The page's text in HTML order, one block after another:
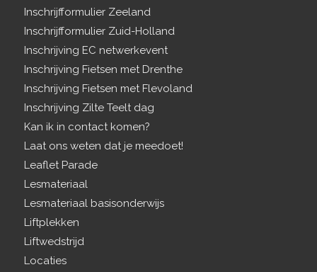
Inschrijfformulier Zeeland
Inschrijfformulier Zuid-Holland
Inschrijving EC netwerkevent
Inschrijving Fietsen met Drenthe
Inschrijving Fietsen met Flevoland
Inschrijving Zilte Teelt dag
Kan ik in contact komen?
Laat ons weten dat je meedoet!
Leaflet Parade
Lesmateriaal
Lesmateriaal basisonderwijs
Liftplekken
Liftwedstrijd
Locaties